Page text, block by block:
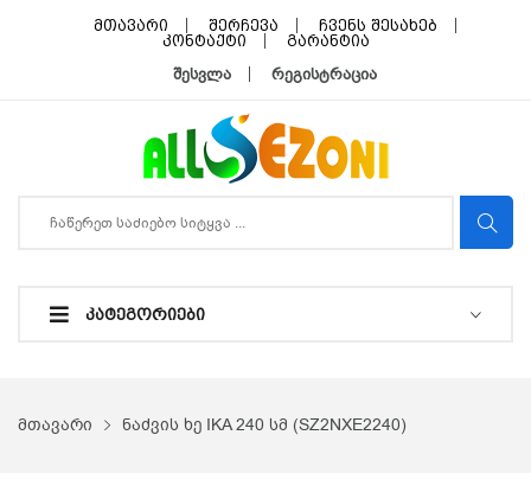
მთავარი შერჩევა
ჩვენს შესახებ
კონტაქტი
გარანტია
შესვლა რეგისტრაცია
ᲙᲐᲢᲔᲒᲝᲠᲘᲔᲑᲘ
მთავარი ნაძვის ხე IKA 240 სმ (SZ2NXE2240)